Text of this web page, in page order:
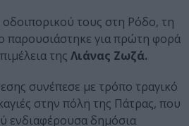
τους στη Ρόδο, τη
παρουσιάστηκε για πρώτη φορά
της Λιάνας Ζωζά.
συνέπεσε με τρόπο τραγικό
στην πόλη της Πάτρας, που
ενδιαφέρουσα δημόσια